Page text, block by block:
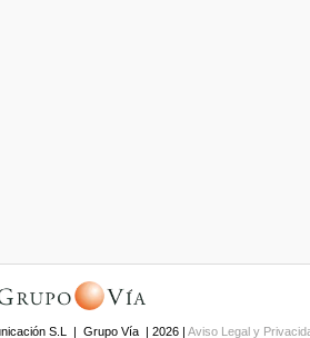
S.L | Grupo Vía | 2026 | Aviso Legal y